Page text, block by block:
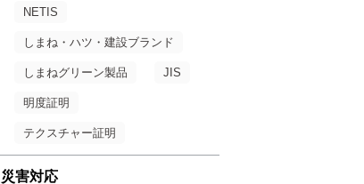
NETIS
しまね・ハツ・建設ブランド
しまねグリーン製品 JIS
明度証明
テクスチャー証明
災害対応